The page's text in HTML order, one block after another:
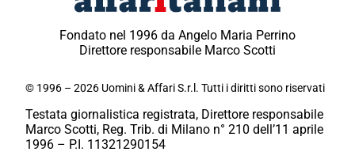
Fondato nel 1996 da Angelo Maria Perrino
Direttore responsabile Marco Scotti
© 1996 – 2026 Uomini & Affari S.r.l. Tutti i diritti sono riservati
Testata giornalistica registrata, Direttore responsabile
Marco Scotti, Reg. Trib. di Milano n° 210 dell’11 aprile
1996 – P.I. 11321290154